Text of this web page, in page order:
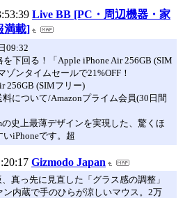
Live BB [PC・周辺機器・家
満載]
09:32
回る！「Apple iPhone Air 256GB (SIM
ゾンタイムセールで21%OFF！
256GB (SIMフリー)
について/Amazonプライム会員(30日間
の史上最薄デザインを実現した、驚くほ
いiPhoneです。超
Gizmodo Japan
真っ先に見直した「グラス感の調整」
ン内蔵で手のひらが涼しいマウス。2万